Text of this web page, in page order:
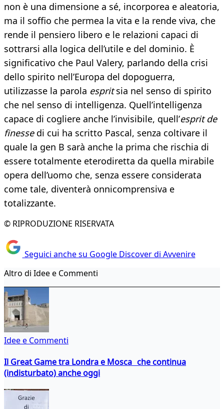
non è una dimensione a sé, incorporea e aleatoria,
ma il soffio che permea la vita e la rende viva, che
rende il pensiero libero e le relazioni capaci di
sottrarsi alla logica dell’utile e del dominio. È
significativo che Paul Valery, parlando della crisi
dello spirito nell’Europa del dopoguerra,
utilizzasse la parola espritsia nel senso di spirito
che nel senso di intelligenza. Quell’intelligenza
capace di cogliere anche l’invisibile, quell’esprit de
finessedi cui ha scritto Pascal, senza coltivare il
quale la gen B sarà anche la prima che rischia di
essere totalmente eterodiretta da quella mirabile
opera dell’uomo che, senza essere considerata
come tale, diventerà onnicomprensiva e
totalizzante.
© RIPRODUZIONE RISERVATA
Seguici anche su Google Discover di Avvenire
Altro di Idee e Commenti
Idee e Commenti
Il Great Game tra Londra e Mosca che continua
(indisturbato) anche oggi